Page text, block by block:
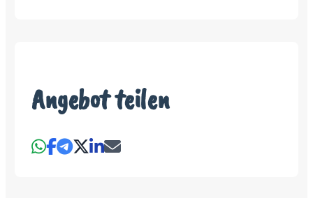
Angebot teilen